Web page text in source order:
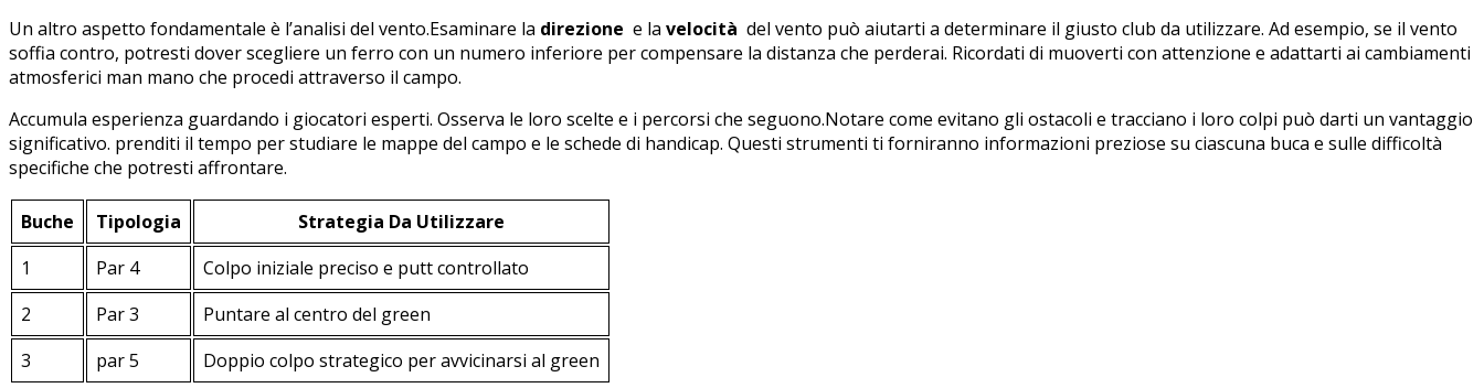
Un‍ altro ⁢aspetto‍ fondamentale è l’analisi del‌ vento.Esaminare la direzione ⁢ e la velocità ​ del vento può aiutarti ⁢a determinare ​il giusto club da utilizzare. Ad esempio, se⁣ il ‌vento
soffia⁣ contro, potresti dover scegliere un ferro ⁢con ⁣un numero inferiore per compensare la ‍distanza che perderai. Ricordati di ⁣muoverti ‍con attenzione‌ e adattarti ai cambiamenti
atmosferici man mano che procedi attraverso il campo.
Accumula esperienza ⁣guardando i giocatori esperti.⁤ Osserva le loro‍ scelte e i percorsi che seguono.Notare come evitano gli ⁤ostacoli e tracciano i ⁤loro colpi⁢ può ⁣darti un vantaggio
significativo. prenditi il tempo per studiare ‍le mappe del campo e le schede di handicap. Questi strumenti⁣ ti forniranno informazioni preziose su ciascuna ‍buca e sulle difficoltà⁤
specifiche che potresti affrontare.
Buche Tipologia
Strategia Da Utilizzare
1
Par ⁢4
Colpo⁣ iniziale ⁤preciso e putt controllato
2
Par 3
Puntare al centro del green
3
par 5 Doppio colpo strategico per⁣ avvicinarsi al green